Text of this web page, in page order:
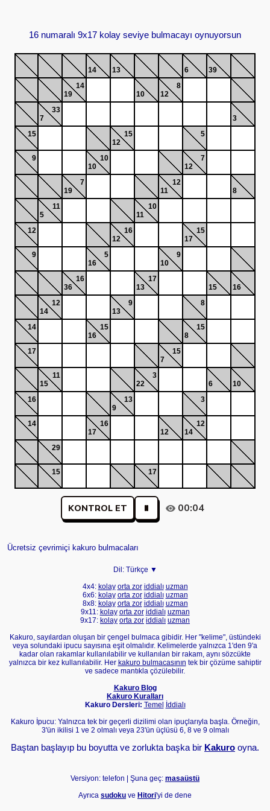
16 numaralı 9x17 kolay seviye bulmacayı oynuyorsun
14 13 6
39
14
19
10
8
12
33
7
3
15
15
12
5
9
10
10
7
12
7
19
12
11
8
11
5
10
11
12
16
12
15
17
9
5
16
9
10
16
36
17
13
15
16
12
14
9
13
8
14
15
16
15
8
17
15
7
11
15
3
22
6
10
16
13
9
3
14
16
17
12
12
14
29
15 17
KONTROL ET 00:04
Ücretsiz çevrimiçi kakuro bulmacaları
Dil: Türkçe ▼
4x4: kolay orta zor iddialı uzman
6x6: kolay orta zor iddialı uzman
8x8: kolay orta zor iddialı uzman
9x11: kolay orta zor iddialı uzman
9x17: kolay orta zor iddialı uzman
Kakuro, sayılardan oluşan bir çengel bulmaca gibidir. Her "kelime", üstündeki
veya solundaki ipucu sayısına eşit olmalıdır. Kelimelerde yalnızca 1'den 9'a
kadar olan rakamlar kullanılabilir ve kullanılan bir rakam, aynı sözcükte
yalnızca bir kez kullanılabilir. Her kakuro bulmacasının tek bir çözüme sahiptir
ve sadece mantıkla çözülebilir.
Kakuro Blog
Kakuro Kuralları
Kakuro Dersleri: Temel
İddialı
Kakuro İpucu: Yalnızca tek bir geçerli dizilimi olan ipuçlarıyla başla. Örneğin,
3'ün ikilisi 1 ve 2 olmalı veya 23'ün üçlüsü 6, 8 ve 9 olmalı
Baştan başlayıp bu boyutta ve zorlukta başka bir Kakuro oyna.
Versiyon: telefon | Şuna geç: masaüstü
Ayrıca sudoku ve Hitori'yi de dene